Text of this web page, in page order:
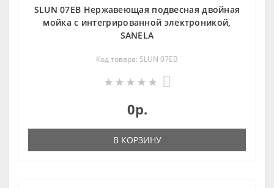
SLUN 07EB Нержавеющая подвесная двойная
мойка с интегрированной электроникой,
SANELA
Код товара: SLUN 07EB
0р.
В КОРЗИНУ